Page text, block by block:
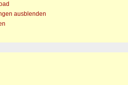
ausblenden